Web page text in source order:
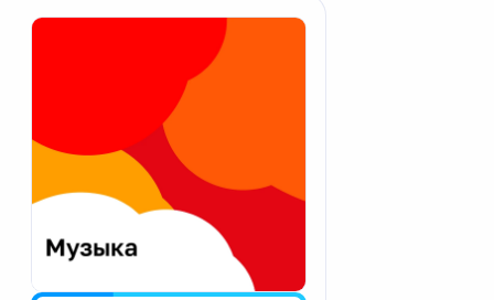
Екатеринбург
Калининград
Калуга